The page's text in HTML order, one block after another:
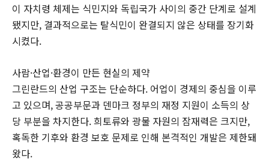
이 자치령 체제는 식민지와 독립국가 사이의 중간 단계로 설계
됐지만, 결과적으로는 탈식민이 완결되지 않은 상태를 장기화
시켰다.
사람·산업·환경이 만든 현실의 제약
그린란드의 산업 구조는 단순하다. 어업이 경제의 중심을 이루
고 있으며, 공공부문과 덴마크 정부의 재정 지원이 소득의 상
당 부분을 차지한다. 희토류와 광물 자원의 잠재력은 크지만,
혹독한 기후와 환경 보호 문제로 인해 본격적인 개발은 제한돼
왔다.